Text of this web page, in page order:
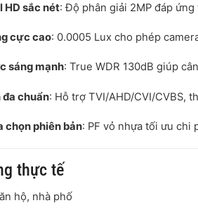
HD sắc nét: Độ phân giải 2MP đáp
cực cao: 0.0005 Lux cho phép
sáng mạnh: True WDR 130dB giúp
chuẩn: Hỗ trợ TVI/AHD/CVI/CVBS,
chọn phiên bản: PF vỏ nhựa tối ưu chi
thực tế
hộ, nhà phố